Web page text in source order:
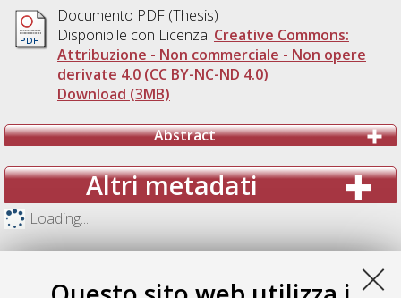
Documento PDF (Thesis)
Disponibile con Licenza: Creative Commons:
Attribuzione - Non commerciale - Non opere
derivate 4.0 (CC BY-NC-ND 4.0)
Download (3MB)
Abstract
Altri metadati
Loading...